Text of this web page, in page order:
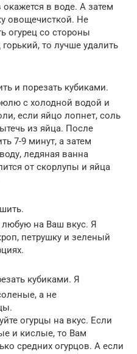
окажется в воде. А затем
овощечисткой. Не
огурец со стороны
горький, то лучше удалить
и порезать кубиками.
с холодной водой и
если яйцо лопнет, соль
из яйца. После
7-9 минут, а затем
ледяная ванна
от скорлупы и яйца
на Ваш вкус. Я
петрушку и зеленый
кубиками. Я
а не
огурцы на вкус. Если
и кислые, то Вам
средних огурцов. А если